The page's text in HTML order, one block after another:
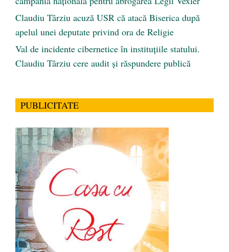
Claudiu Târziu acuză USR că atacă Biserica după
apelul unei deputate privind ora de Religie
Val de incidente cibernetice în instituțiile statului.
Claudiu Târziu cere audit și răspundere publică
PUBLICITATE